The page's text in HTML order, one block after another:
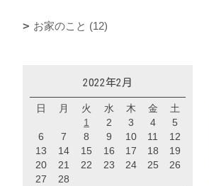
お家のこと (12)
2022年2月
日 月 火 水 木 金
土
1
2 3 4
5
6
7 8 9 10 11
12
13
14 15 16 17 18
19
20
21 22 23 24 25
26
27
28